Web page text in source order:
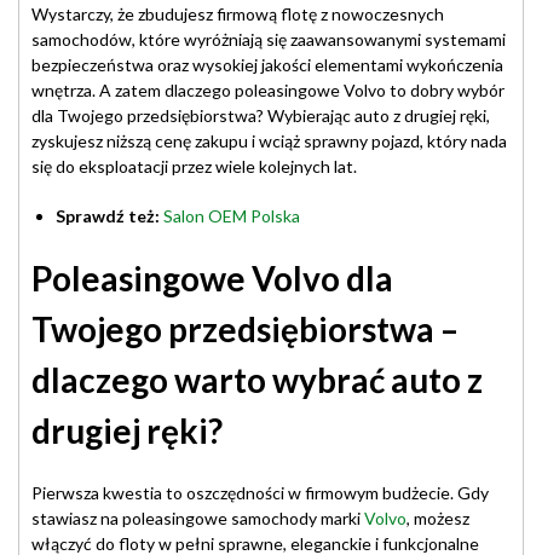
Wystarczy, że zbudujesz firmową flotę z nowoczesnych
samochodów, które wyróżniają się zaawansowanymi systemami
bezpieczeństwa oraz wysokiej jakości elementami wykończenia
wnętrza. A zatem dlaczego poleasingowe Volvo to dobry wybór
dla Twojego przedsiębiorstwa? Wybierając auto z drugiej ręki,
zyskujesz niższą cenę zakupu i wciąż sprawny pojazd, który nada
się do eksploatacji przez wiele kolejnych lat.
Sprawdź też: Salon OEM Polska
Poleasingowe Volvo dla
Twojego przedsiębiorstwa –
dlaczego warto wybrać auto z
drugiej ręki?
Pierwsza kwestia to oszczędności w firmowym budżecie. Gdy
stawiasz na poleasingowe samochody markiVolvo, możesz
włączyć do floty w pełni sprawne, eleganckie i funkcjonalne